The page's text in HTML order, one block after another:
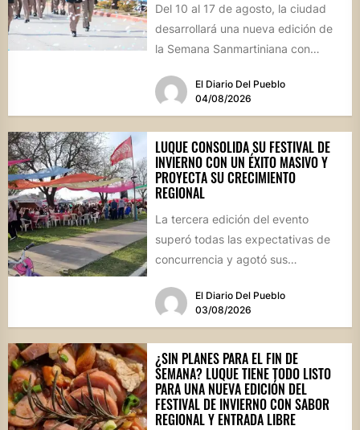
Del 10 al 17 de agosto, la ciudad
desarrollará una nueva edición de
la Semana Sanmartiniana con
El Diario Del Pueblo
04/08/2026
LUQUE CONSOLIDA SU FESTIVAL DE
INVIERNO CON UN ÉXITO MASIVO Y
PROYECTA SU CRECIMIENTO
REGIONAL
La tercera edición del evento
superó todas las expectativas de
concurrencia y agotó sus
marco, el...El Diario Del Pueblo
03/08/2026
¿SIN PLANES PARA EL FIN DE
SEMANA? LUQUE TIENE TODO LISTO
PARA UNA NUEVA EDICIÓN DEL
FESTIVAL DE INVIERNO CON SABOR
REGIONAL Y ENTRADA LIBRE